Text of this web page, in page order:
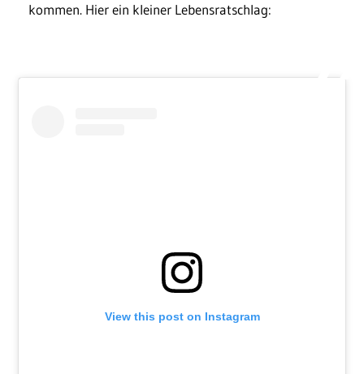
kommen. Hier ein kleiner Lebensratschlag:
View this post on Instagram